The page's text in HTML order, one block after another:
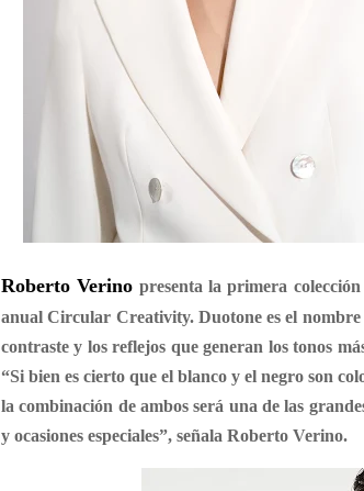
Roberto Verino presenta la primera
anual Circular Creativity. Duotone es el nombre
contraste y los reflejos que generan los tonos
“Si bien es cierto que el blanco y el negro son
la combinación de ambos será una de las
y ocasiones especiales”, señala Roberto Verino.